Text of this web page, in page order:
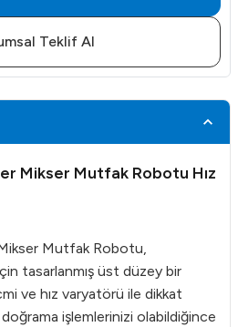
Teklif Al
Mikser Mutfak Robotu Hız
Mutfak Robotu,
tasarlanmış üst düzey bir
ve hız varyatörü ile dikkat
işlemlerinizi olabildiğince